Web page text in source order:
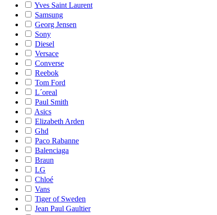
Yves Saint Laurent
Samsung
Georg Jensen
Sony
Diesel
Versace
Converse
Reebok
Tom Ford
L´oreal
Paul Smith
Asics
Elizabeth Arden
Ghd
Paco Rabanne
Balenciaga
Braun
LG
Chloé
Vans
Tiger of Sweden
Jean Paul Gaultier